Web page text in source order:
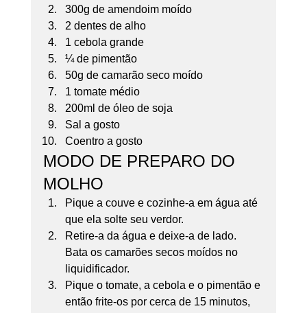
300g de amendoim moído
2 dentes de alho
1 cebola grande
¼ de pimentão
50g de camarão seco moído
1 tomate médio
200ml de óleo de soja
Sal a gosto
Coentro a gosto
MODO DE PREPARO DO
MOLHO
Pique a couve e cozinhe-a em água até
que ela solte seu verdor.
Retire-a da água e deixe-a de lado.
Bata os camarões secos moídos no
liquidificador.
Pique o tomate, a cebola e o pimentão e
então frite-os por cerca de 15 minutos,